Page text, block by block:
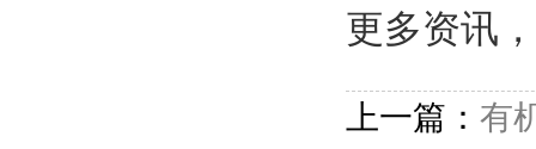
更多资讯
上一篇：有